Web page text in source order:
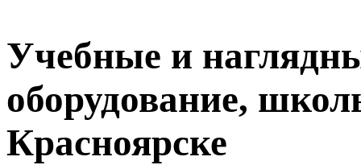
Учебные и
оборудование,
Красноярске